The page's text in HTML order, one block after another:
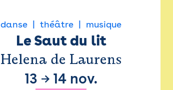
danse théâtre musique
Le Saut du lit
Helena de Laurens
13 → 14 nov.